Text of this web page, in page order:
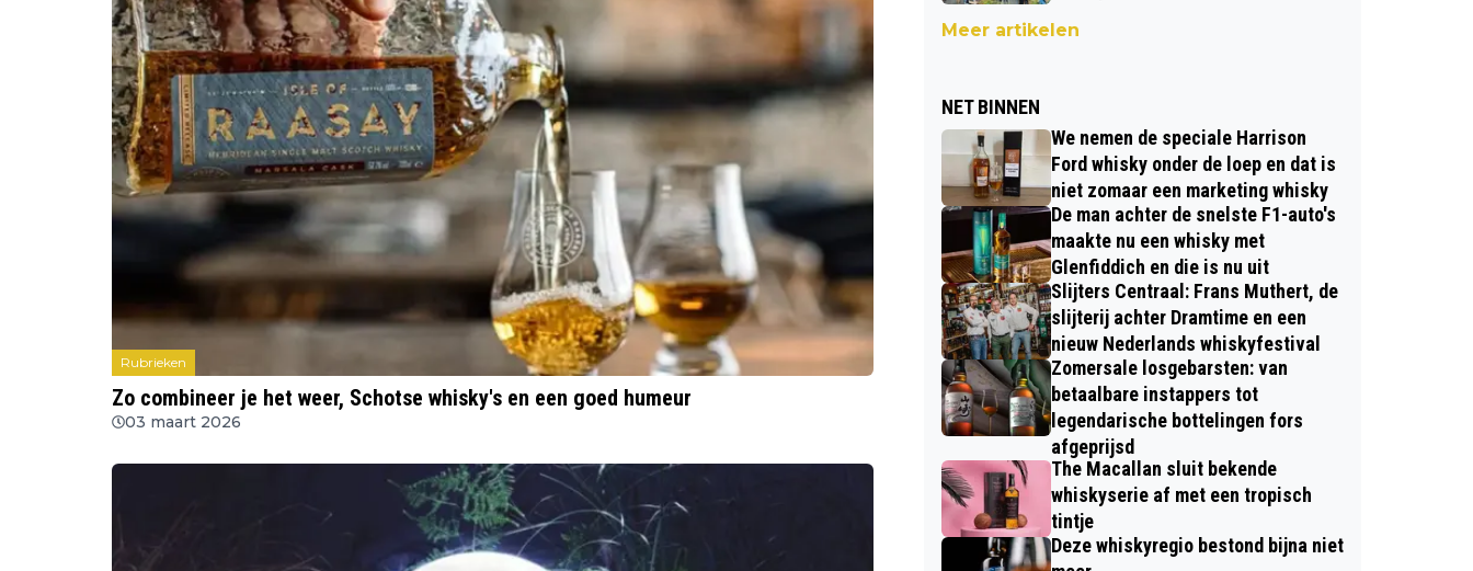
Rubrieken
Zo combineer je het weer, Schotse whisky's en een goed humeur
03 maart 2026
Meer artikelen
NET BINNEN
We nemen de speciale Harrison
Ford whisky onder de loep en dat is
niet zomaar een marketing whisky
De man achter de snelste F1-auto's
maakte nu een whisky met
Glenfiddich en die is nu uit
Slijters Centraal: Frans Muthert, de
slijterij achter Dramtime en een
nieuw Nederlands whiskyfestival
Zomersale losgebarsten: van
betaalbare instappers tot
legendarische bottelingen fors
afgeprijsd
The Macallan sluit bekende
whiskyserie af met een tropisch
tintje
Deze whiskyregio bestond bijna niet